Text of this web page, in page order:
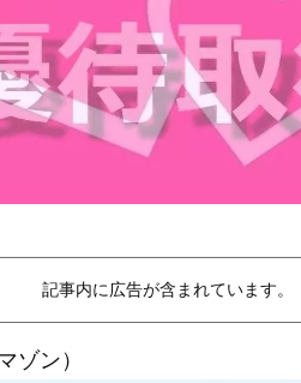
記事内に広告が含まれています。
ゾン）